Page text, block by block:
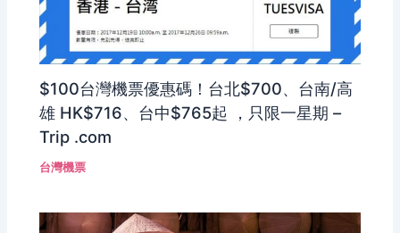
$100台灣機票優惠碼！台北$700、台南/高
雄 HK$716、台中$765起 ，只限一星期 –
Trip .com
台灣機票